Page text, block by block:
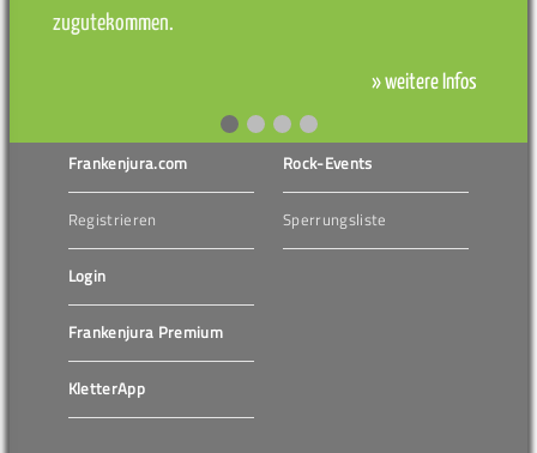
zugutekommen.
» weitere Infos
Frankenjura.com
Registrieren
Login
Frankenjura Premium
KletterApp
Rock-Events
Sperrungsliste